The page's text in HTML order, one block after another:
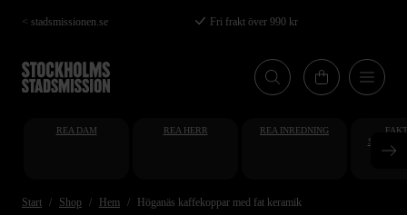
Hoppa
till
huvudinnehåll
< stadsmissionen.se Fri frakt över 990 kr
REA DAM REA HERR REA INREDNING
Start Shop Hem Höganäs kaffekoppar med fat keramik